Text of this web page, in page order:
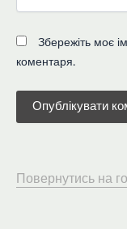
Збережіть моє
коментаря.
Повернутись на